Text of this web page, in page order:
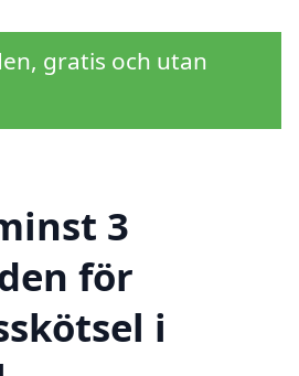
gratis och utan
3
för
i